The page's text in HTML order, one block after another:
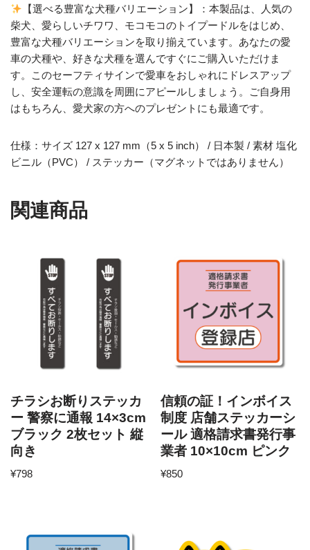
【選べる豊富な犬種バリエーション】：本製品は、人気の
柴犬、愛らしいチワワ、モコモコのトイプードルをはじめ、
豊富な犬種バリエーションを取り揃えています。あなたの愛
車の犬種や、好きな犬種を選んですぐにご購入いただけま
す。このセーフティサインで愛車をおしゃれにドレスアップ
し、安全運転の意識を周囲にアピールしましょう。ご自身用
はもちろん、愛犬家の方へのプレゼントにも最適です。
仕様：サイズ 127 x 127 mm（5 x 5 inch） / 日本製 / 素材 塩化
ビニル（PVC） / ステッカー（マグネットではありません）
関連商品
チラシお断りステッカ
ー 警察に通報 14×3cm
ブラック 2枚セット 縦
向き
¥798
信頼の証！インボイス
制度 店舗ステッカーシ
ール 適格請求書発行事
業者 10×10cm ピンク
¥850